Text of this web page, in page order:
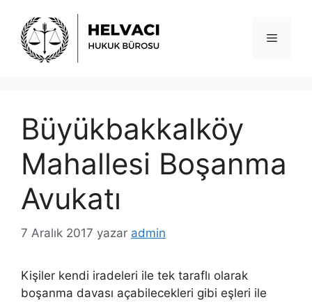
Menü
Büyükbakkalköy
Mahallesi Boşanma
Avukatı
7 Aralık 2017 yazar admin
Kişiler kendi iradeleri ile tek taraflı olarak
boşanma davası açabilecekleri gibi eşleri ile